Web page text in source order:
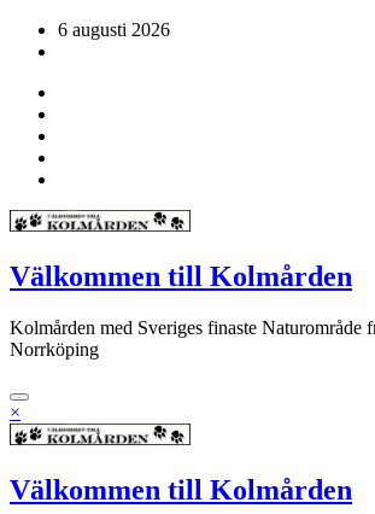
Hoppa6 augusti 2026
Välkommen till Kolmården
Kolmården med Sveriges finaste Naturområde
Norrköping
×
Välkommen till Kolmården